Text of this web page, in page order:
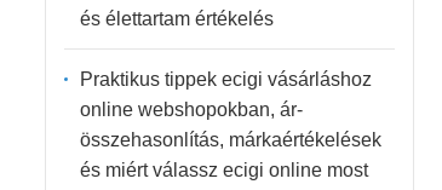
és élettartam értékelés
Praktikus tippek ecigi vásárláshoz
online webshopokban, ár-
összehasonlítás, márkaértékelések
és miért válassz ecigi online most